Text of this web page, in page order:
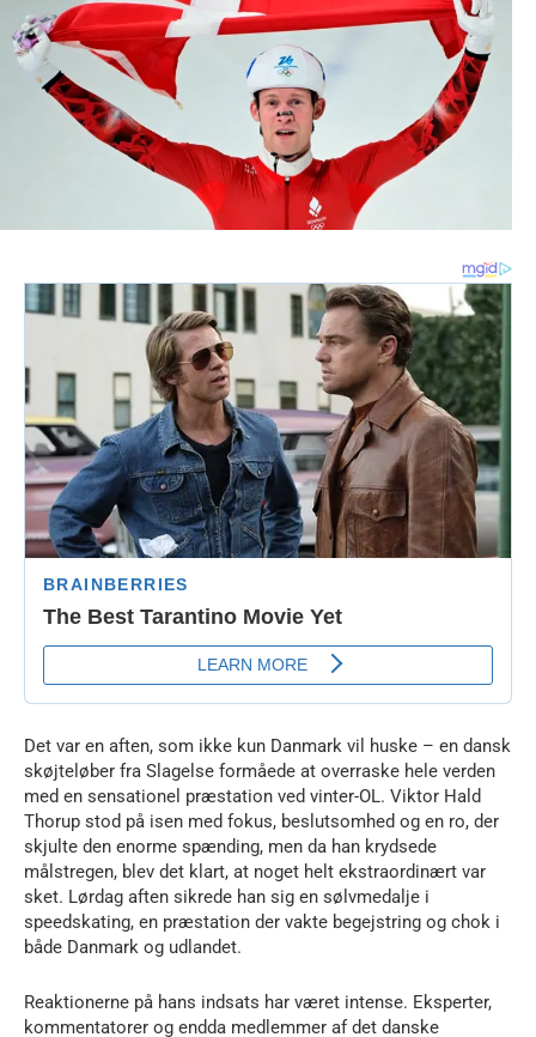
Det var en aften, som ikke kun Danmark vil huske – en dansk
skøjteløber fra Slagelse formåede at overraske hele verden
med en sensationel præstation ved vinter-OL. Viktor Hald
Thorup stod på isen med fokus, beslutsomhed og en ro, der
skjulte den enorme spænding, men da han krydsede
målstregen, blev det klart, at noget helt ekstraordinært var
sket. Lørdag aften sikrede han sig en sølvmedalje i
speedskating, en præstation der vakte begejstring og chok i
både Danmark og udlandet.
Reaktionerne på hans indsats har været intense. Eksperter,
kommentatorer og endda medlemmer af det danske